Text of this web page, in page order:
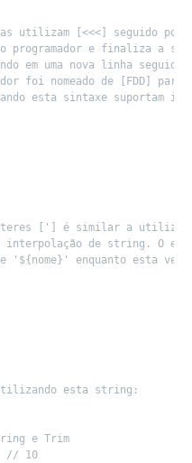
utilizam [<<<] seguido por
e finaliza a
em uma nova linha
foi nomeado de [FDD] para
esta sintaxe suportam
['] é similar a utilizar
de string. O
'${nome}' enquanto esta
esta string:
e Trim
// 10